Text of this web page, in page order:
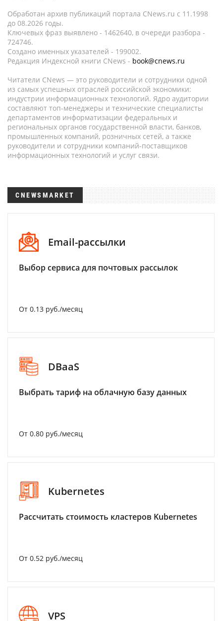
Обработан архив публикаций портала CNews.ru c 11.1998
до 08.2026 годы.
Ключевых фраз выявлено - 1462640, в очереди разбора -
724746.
Создано именных указателей - 199002.
Редакция Индексной книги CNews - book@cnews.ru
Читатели CNews — это руководители и сотрудники одной
из самых успешных отраслей российской экономики:
индустрии информационных технологий. Ядро аудитории
составляют топ-менеджеры и технические специалисты
департаментов информатизации федеральных и
региональных органов государственной власти, банков,
промышленных компаний, розничных сетей, а также
руководители и сотрудники компаний-поставщиков
информационных технологий и услуг связи.
CNEWSMARKET
Email-рассылки
Выбор сервиса для почтовых рассылок
От 0.13 руб./месяц
DBaaS
Выбрать тариф на облачную базу данных
От 0.80 руб./месяц
Kubernetes
Рассчитать стоимость кластеров Kubernetes
От 0.52 руб./месяц
VPS